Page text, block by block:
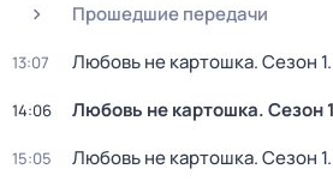
Прошедшие передачи
13:07 Любовь не картошка. Сезон 1
14:06 Любовь не картошка. Сезон 1
15:05 Любовь не картошка. Сезон 1